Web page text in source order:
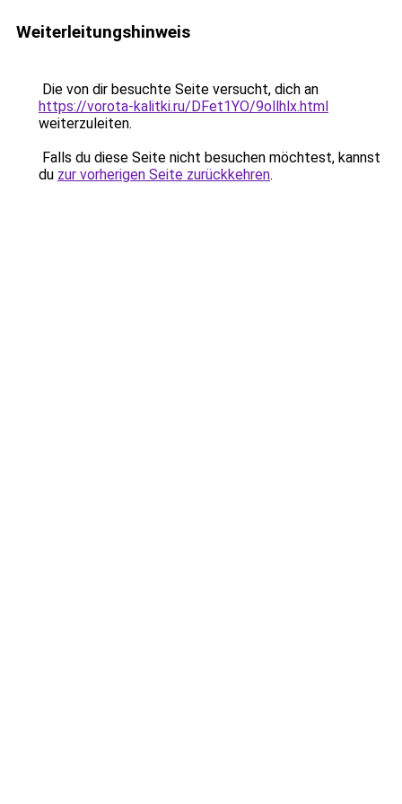
Weiterleitungshinweis
Die von dir besuchte Seite versucht, dich an
https://vorota-kalitki.ru/DFet1YO/9ollhlx.html
weiterzuleiten.
Falls du diese Seite nicht besuchen möchtest, kannst
du zur vorherigen Seite zurückkehren.